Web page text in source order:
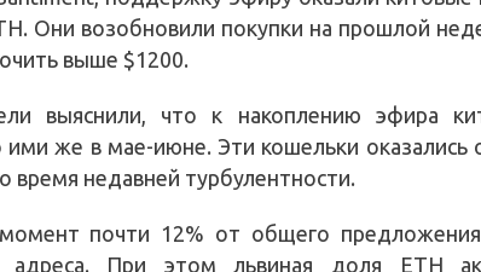
Они возобновили покупки на прошлой
выше $1200.
выяснили, что к накоплению эфира
ими же в мае-июне. Эти кошельки оказались
время недавней турбулентности.
почти 12% от общего
адреса. При этом львиная доля ETH